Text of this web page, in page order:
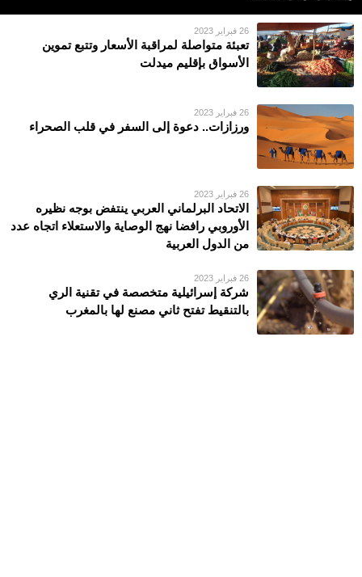
26 فبراير 2023
تعبئة متواصلة لمراقبة الأسعار وتتبع تموين
الأسواق بإقليم ميدلت
26 فبراير 2023
ورزازات.. دعوة إلى السفر في قلب الصحراء
26 فبراير 2023
الاتحاد البرلماني العربي ينتفض بوجه نظيره
الأوروبي رافضا نهج الوصاية والاستعلاء اتجاه عدد
من الدول العربية
26 فبراير 2023
شركة إسرائيلية متخصصة في تقنية الري
بالتنقيط تفتح ثاني مصنع لها بالمغرب